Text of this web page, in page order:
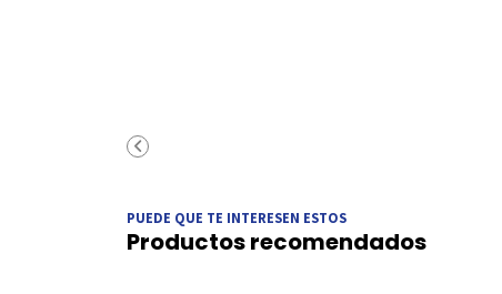
PUEDE QUE TE INTERESEN ESTOS
Productos recomendados